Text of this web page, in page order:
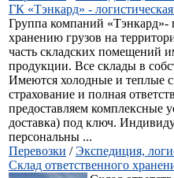
ГК «Тэнкард» -
Группа компаний «Тэнкард»-
хранению грузов на
часть складских помещений
продукции. Все склады в
Имеются холодные и теплые
страхование и полная
предоставляем комплексные
доставка) под ключ.
персональны ...
Перевозки /Экспедиция,
Склад ответственного